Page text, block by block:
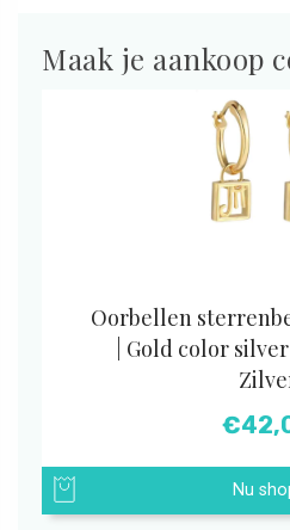
Maak je aankoop
Oorbellen
| Gold color
€
Nu